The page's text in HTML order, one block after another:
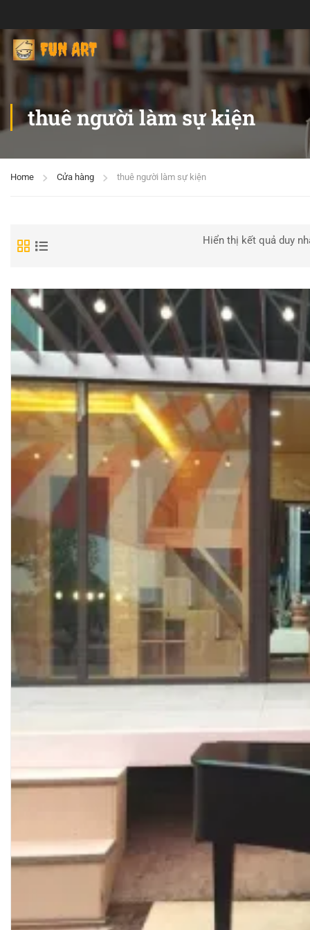
thuê người làm sự kiện
Home Cửa hàng thuê người làm sự kiện
Hiển thị kết quả duy